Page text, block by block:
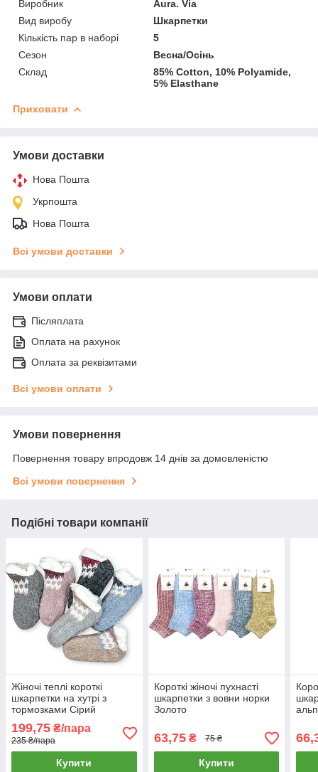
Виробник
Aura. Via
Вид виробу
Шкарпетки
Кількість пар в наборі
5
Сезон
Весна/Осінь
Склад
85% Cotton, 10% Polyamide,
5% Elasthane
Приховати
Умови доставки
Нова Пошта
Укрпошта
Нова Пошта
Всі умови доставки
Умови оплати
Післяплата
Оплата на рахунок
Оплата за реквізитами
Всі умови оплати
Умови повернення
Повернення товару впродовж 14 днів за домовленістю
Всі умови повернення
Подібні товари компанії
Жіночі теплі короткі
шкарпетки на хутрі з
тормозками Сірий
199,75 ₴/пара
235 ₴/пара
Купити
Короткі жіночі пухнасті
шкарпетки з вовни норки
Золото
63,75₴ 75 ₴
Купити